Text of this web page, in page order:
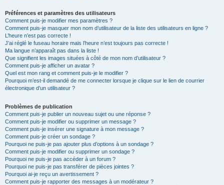
Préférences et paramètres des utilisateurs
Comment puis-je modifier mes paramètres ?
Comment puis-je masquer mon nom d’utilisateur de la liste des utilisateurs en ligne ?
L’heure n’est pas correcte !
J’ai réglé le fuseau horaire mais l’heure n’est toujours pas correcte !
Ma langue n’apparaît pas dans la liste !
Que signifient les images situées à côté de mon nom d’utilisateur ?
Comment puis-je afficher un avatar ?
Quel est mon rang et comment puis-je le modifier ?
Pourquoi m’est-il demandé de me connecter lorsque je clique sur le lien de courrier
électronique d’un utilisateur ?
Problèmes de publication
Comment puis-je publier un nouveau sujet ou une réponse ?
Comment puis-je modifier ou supprimer un message ?
Comment puis-je insérer une signature à mon message ?
Comment puis-je créer un sondage ?
Pourquoi ne puis-je pas ajouter plus d’options à un sondage ?
Comment puis-je modifier ou supprimer un sondage ?
Pourquoi ne puis-je pas accéder à un forum ?
Pourquoi ne puis-je pas transférer de pièces jointes ?
Pourquoi ai-je reçu un avertissement ?
Comment puis-je rapporter des messages à un modérateur ?